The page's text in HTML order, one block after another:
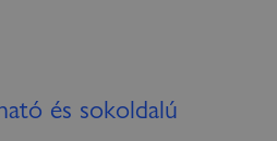
és sokoldalú